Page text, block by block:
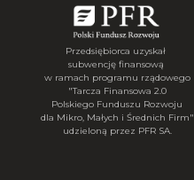
Przedsiębiorca uzyskał
subwencję finansową
w ramach programu rządowego
"Tarcza Finansowa 2.0
Polskiego Funduszu Rozwoju
dla Mikro, Małych i Średnich Firm"
udzieloną przez PFR SA.